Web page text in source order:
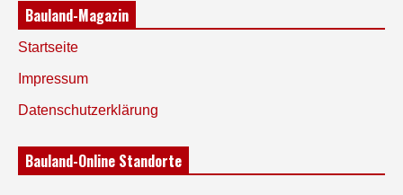
Bauland-Magazin
Startseite
Impressum
Datenschutzerklärung
Bauland-Online Standorte